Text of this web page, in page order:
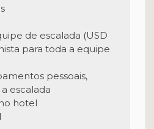
de escalada (USD
para toda a equipe
pessoais,
escalada
hotel